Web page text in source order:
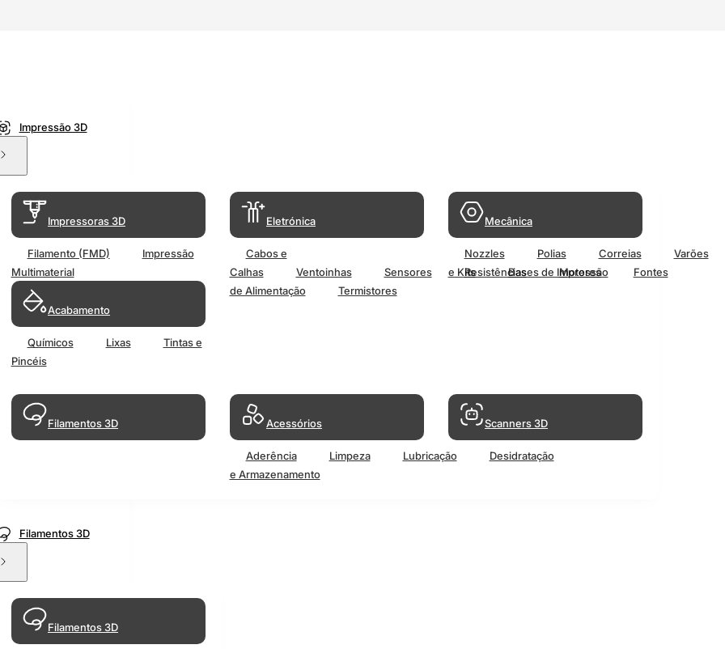
Impressão 3D
Impressoras 3D
Filamento (FMD)
Impressão
Multimaterial
Acabamento
Químicos Lixas
Tintas e
Pincéis
Eletrónica
Cabos e
Calhas
Ventoinhas Sensores Resistências Motores
Fontes
de Alimentação
Termistores
Mecânica
Nozzles Polias Correias
Varões
e Kits
Bases de Impressão
Filamentos 3D Acessórios
Aderência Limpeza Lubricação
Desidratação
e Armazenamento
Scanners 3D
Filamentos 3D
Filamentos 3D